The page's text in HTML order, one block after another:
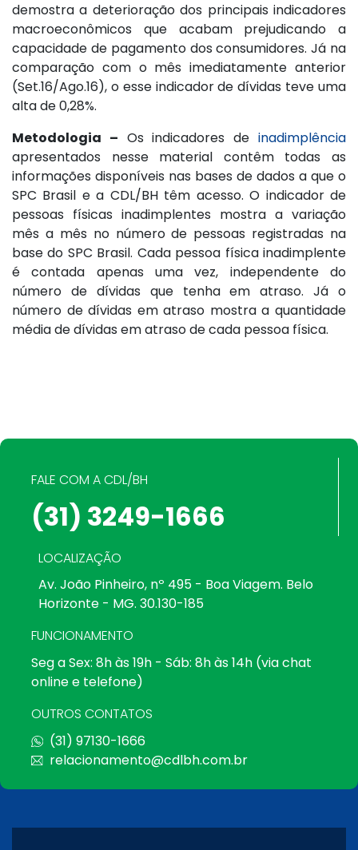
demostra a deterioração dos principais indicadores
macroeconômicos que acabam prejudicando a
capacidade de pagamento dos consumidores. Já na
comparação com o mês imediatamente anterior
(Set.16/Ago.16), o esse indicador de dívidas teve uma
alta de 0,28%.
Metodologia – Os indicadores deinadimplência
apresentados nesse material contêm todas as
informações disponíveis nas bases de dados a que o
SPC Brasil e a CDL/BH têm acesso. O indicador de
pessoas físicas inadimplentes mostra a variação
mês a mês no número de pessoas registradas na
base do SPC Brasil. Cada pessoa física inadimplente
é contada apenas uma vez, independente do
número de dívidas que tenha em atraso. Já o
número de dívidas em atraso mostra a quantidade
média de dívidas em atraso de cada pessoa física.
FALE COM A CDL/BH
(31) 3249-1666
LOCALIZAÇÃO
Av. João Pinheiro, nº 495 - Boa Viagem. Belo
Horizonte - MG. 30.130-185
FUNCIONAMENTO
Seg a Sex: 8h às 19h - Sáb: 8h às 14h (via chat
online e telefone)
OUTROS CONTATOS
(31) 97130-1666
relacionamento@cdlbh.com.br